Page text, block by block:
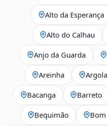
Alto da Esperança
Alto do Calhau
Anjo da Guarda
Areinha
Bacanga Barreto
Bequimão Bom